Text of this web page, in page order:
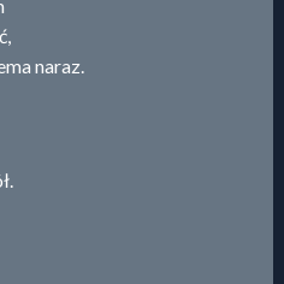
naraz.